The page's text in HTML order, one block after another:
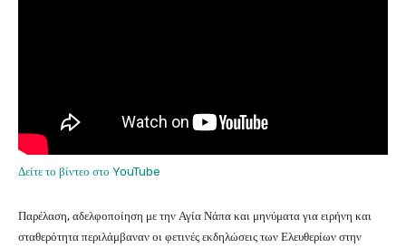
Δείτε το βίντεο στο YouTube
Παρέλαση, αδελφοποίηση με την Αγία Νάπα και μηνύματα για ειρήνη και
σταθερότητα περιλάμβαναν οι φετινές εκδηλώσεις των Ελευθερίων στην